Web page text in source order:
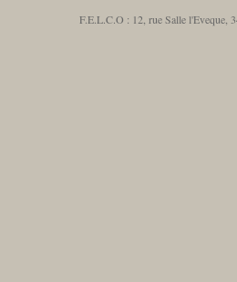
F.E.L.C.O : 12, rue Salle